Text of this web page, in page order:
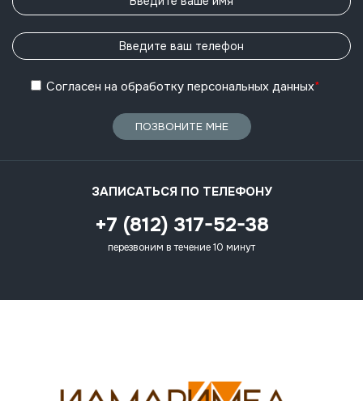
Согласен на обработку персональных данных*
ПОЗВОНИТЕ МНЕ
ЗАПИСАТЬСЯ ПО ТЕЛЕФОНУ
+7 (812) 317-52-38
перезвоним в течение 10 минут